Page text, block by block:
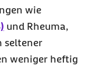
wie
und Rheuma,
seltener
weniger heftig